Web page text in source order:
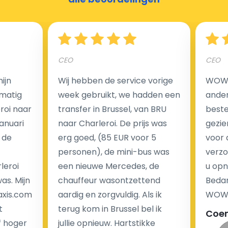
Hoeveel kost een luchthaven taxi transfer?
Een van de meest aantrekkelijke voordelen van
luchthaventaxi's is een vast tarief voor uw rit. In
tegenstelling tot traditionele taxi's met taxameter
brengen wij u geen extra kosten in rekening voor de
nachtrit.
We hebben geen ophaaltarief of extra kosten voor
wachttijd als uw vlucht vertraging heeft.
Kijk op onze website voor meer informatie over uw
transferkosten. Ons boekingsformulier bevat alle
mogelijke extra's die u kunt kiezen en de prijs die u
naar
Mijn
hoger
CEO
Wij hebben de service vorige
week gebruikt, we hadden een
transfer in Brussel, van BRU
naar Charleroi. De prijs was
erg goed, (85 EUR voor 5
personen), de mini-bus was
een nieuwe Mercedes, de
chauffeur wasontzettend
aardig en zorgvuldig. Als ik
terug kom in Brussel bel ik
jullie opnieuw. Hartstikke
CEO
voor
u